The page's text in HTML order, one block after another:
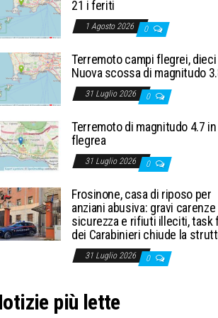
21 i feriti
1 Agosto 2026 0
Terremoto campi flegrei,
Nuova scossa di magnitudo
31 Luglio 2026 0
Terremoto di magnitudo 4.7 in
flegrea
31 Luglio 2026 0
Frosinone, casa di riposo per
anziani abusiva: gravi carenze
sicurezza e rifiuti illeciti, task
dei Carabinieri chiude la
31 Luglio 2026 0
più lette